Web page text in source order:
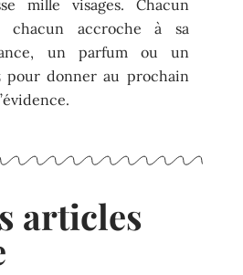
mille visages. Chacun
chacun accroche à sa
un parfum ou un
pour donner au prochain
articles